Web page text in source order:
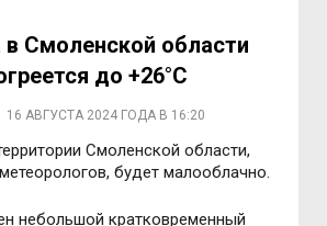
в Смоленской области
до +26°C
16 АВГУСТА 2024 ГОДА В 16:20
Смоленской области,
будет малооблачно.
небольшой кратковременный